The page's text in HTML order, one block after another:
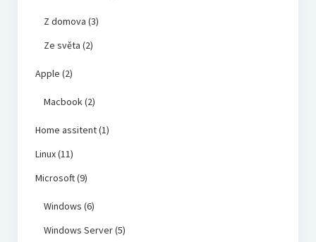
Z domova (3)
Ze světa (2)
Apple (2)
Macbook(2)
Home assitent(1)
Linux(11)
Microsoft(9)
Windows (6)
Windows Server(5)